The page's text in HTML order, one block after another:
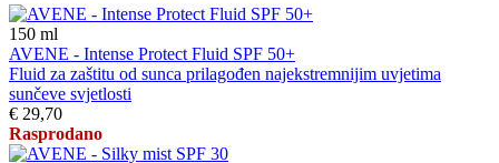
150 ml
AVENE - Intense Protect Fluid SPF 50+
Fluid za zaštitu od sunca prilagođen najekstremnijim uvjetima
sunčeve svjetlosti
€ 29,70
Rasprodano